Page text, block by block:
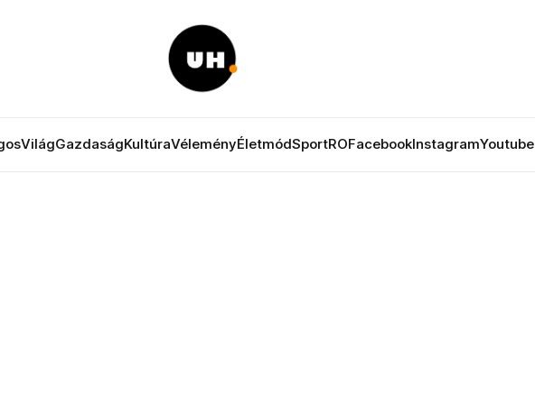
VilágGazdaságKultúraVéleményÉletmódSportROFacebookInstagramYoutube